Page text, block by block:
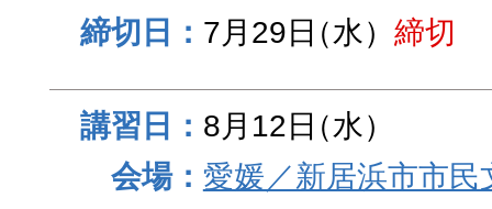
7月29日（水） 締切
8月12日（水）
愛媛／新居浜市市